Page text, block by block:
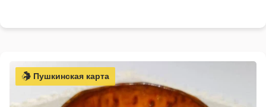
Пушкинская карта